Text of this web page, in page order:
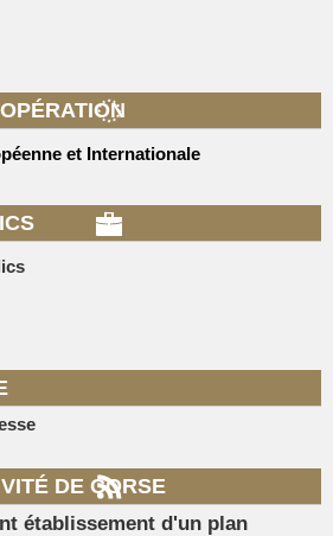
et Internationale
DE CORSE
établissement d'un plan